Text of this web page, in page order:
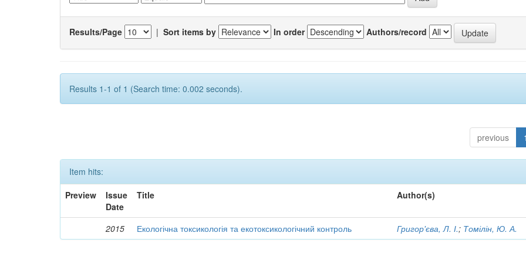
Results/Page | Sort items by In order Authors/record
Results 1-1 of 1 (Search time: 0.002 seconds).
previous 1
Item hits:
Preview
Issue
Date
Title Author(s)
2015 Екологічна токсикологія та екотоксикологічний контроль Григор'єва, Л. І.; Томілін, Ю. А.